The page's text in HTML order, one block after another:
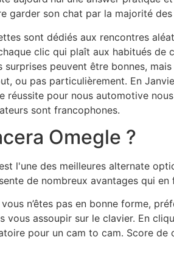
garder son chat par la majorité
sont dédiés aux rencontres
clic qui plaît aux habitués de
surprises peuvent être bonnes,
ou pas particulièrement. En
réussite pour nous automotive
sont francophones.
Omegle ?
l'une des meilleures alternate
de nombreux avantages qui
n’êtes pas en bonne forme,
vous assoupir sur le clavier. En
pour un cam to cam. Score de